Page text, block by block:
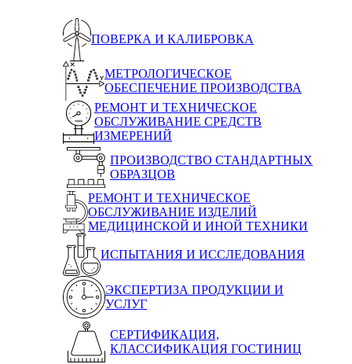
ПОВЕРКА И КАЛИБРОВКА
МЕТРОЛОГИЧЕСКОЕ
ОБЕСПЕЧЕНИЕ ПРОИЗВОДСТВА
РЕМОНТ И ТЕХНИЧЕСКОЕ
ОБСЛУЖИВАНИЕ СРЕДСТВ
ИЗМЕРЕНИЙ
ПРОИЗВОДСТВО СТАНДАРТНЫХ
ОБРАЗЦОВ
РЕМОНТ И ТЕХНИЧЕСКОЕ
ОБСЛУЖИВАНИЕ ИЗДЕЛИЙ
МЕДИЦИНСКОЙ И ИНОЙ ТЕХНИКИ
ИСПЫТАНИЯ И ИССЛЕДОВАНИЯ
ЭКСПЕРТИЗА ПРОДУКЦИИ И
УСЛУГ
СЕРТИФИКАЦИЯ,
КЛАССИФИКАЦИЯ ГОСТИНИЦ